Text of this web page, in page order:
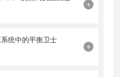
+
统中的平衡卫士
+